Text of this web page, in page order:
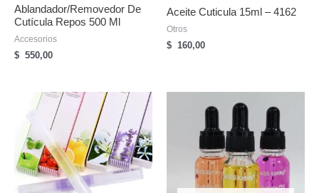
Ablandador/Removedor De
Cutícula Repos 500 Ml
Accesorios
$ 550,00
Aceite Cuticula 15ml – 4162
Otros
$ 160,00